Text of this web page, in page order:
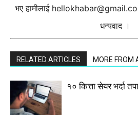
भए हामीलाई
धन्यवाद ।
RELATED ARTICLES MORE FROM
१० कित्ता सेयर भर्दा